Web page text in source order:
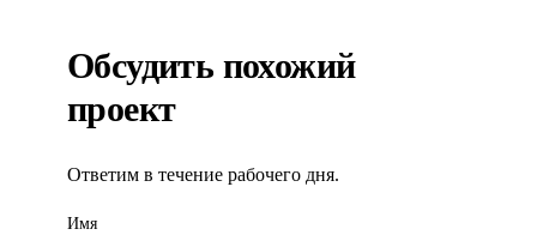
Обсудить похожий
проект
Ответим в течение рабочего дня.
Имя